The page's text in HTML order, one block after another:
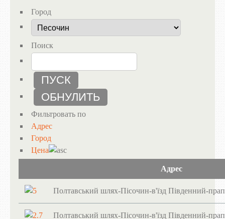
Город
Поиск
Фильтровать по
Адрес
Город
Цена
Адрес
Полтавський шлях-Пісочин-в'їзд Південний-
Полтавський шлях-Пісочин-в'їзд Південний-